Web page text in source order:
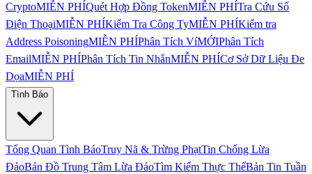
CryptoMIỄN PHÍQuét Hợp Đồng TokenMIỄN PHÍTra Cứu Số
Điện ThoạiMIỄN PHÍKiểm Tra Công TyMIỄN PHÍKiểm tra
Address PoisoningMIỄN PHÍPhân Tích VíMỚIPhân Tích
EmailMIỄN PHÍPhân Tích Tin NhắnMIỄN PHÍCơ Sở Dữ Liệu Đe
DọaMIỄN PHÍ
Tình Báo
Tổng Quan Tình BáoTruy Nã & Trừng PhạtTin Chống Lừa
ĐảoBản Đồ Trung Tâm Lừa ĐảoTìm Kiếm Thực ThểBản Tin Tuần